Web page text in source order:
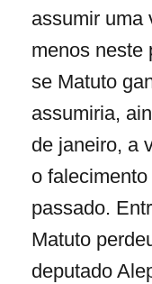
assumir uma
menos neste
se Matuto
assumiria,
de janeiro, a
o
passado.
Matuto
deputado